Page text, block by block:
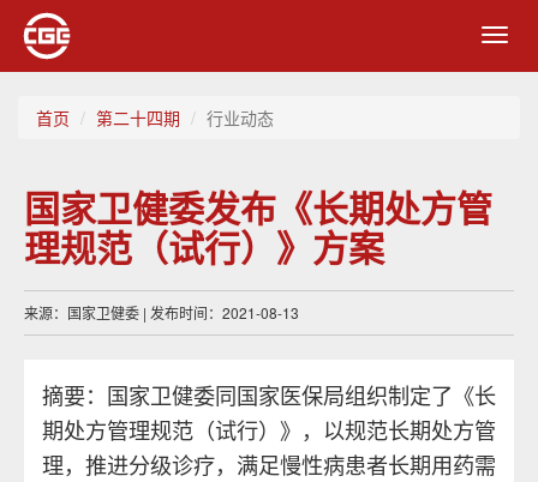
首页 第二十四期 行业动态
国家卫健委发布《长期处方管
理规范（试行）》方案
来源：国家卫健委 | 发布时间：2021-08-13
摘要：国家卫健委同国家医保局组织制定了《长
期处方管理规范（试行）》，以规范长期处方管
理，推进分级诊疗，满足慢性病患者长期用药需